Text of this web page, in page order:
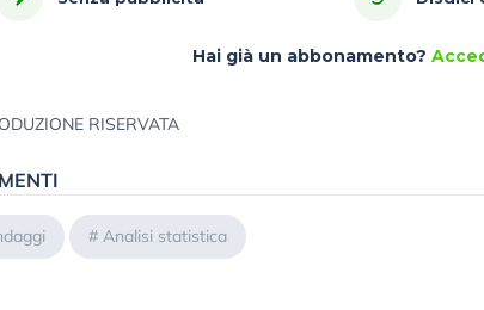
Hai già un abbonamento?
RISERVATA
# Analisi statistica